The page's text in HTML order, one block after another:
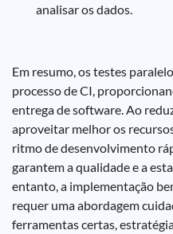
analisar os dados.
Em resumo, os testes
processo de CI,
entrega de software. Ao
aproveitar melhor os
ritmo de desenvolvimento
garantem a qualidade e a
entanto, a implementação
requer uma abordagem
ferramentas certas,